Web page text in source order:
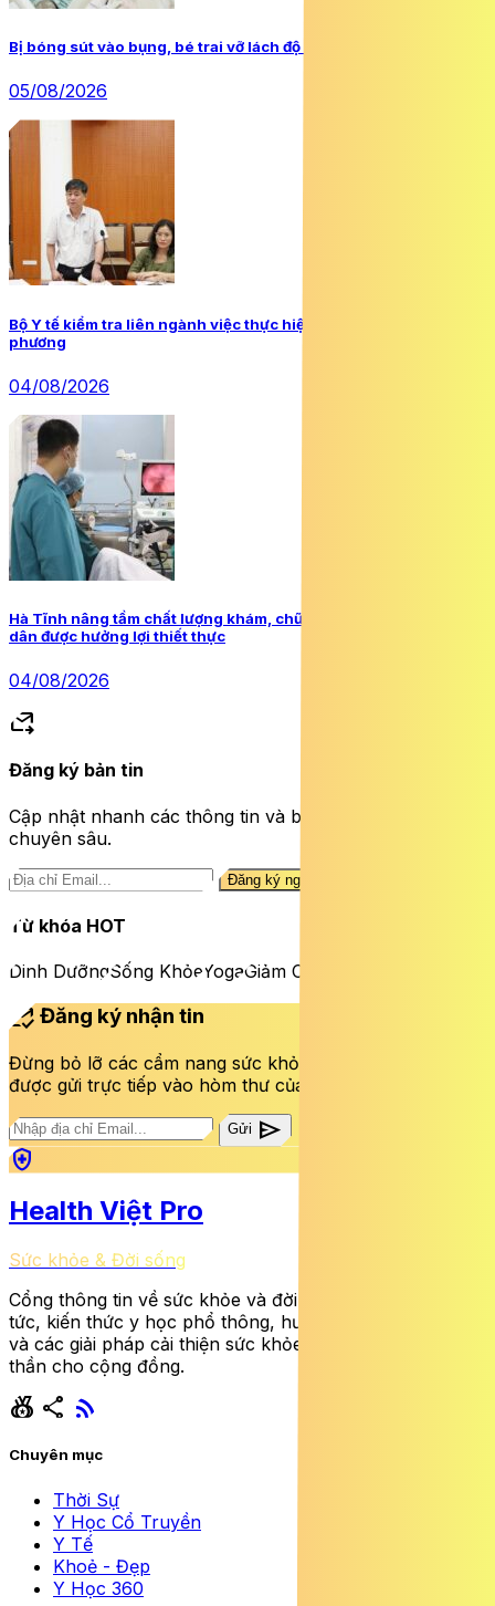
Bị bóng sút vào bụng, bé trai vỡ lách độ IV, sốc mất máu
05/08/2026
Bộ Y tế kiểm tra liên ngành việc thực hiện quyền trẻ em tại 4 địa
phương
04/08/2026
Hà Tĩnh nâng tầm chất lượng khám, chữa bệnh từ cơ sở: Người
dân được hưởng lợi thiết thực
04/08/2026
forward_to_inbox
Đăng ký bản tin
Cập nhật nhanh các thông tin và bài viết sức khỏe
chuyên sâu.
Đăng ký ngay
Từ khóa HOT
Dinh DưỡngSống KhỏeYogaGiảm Cân
mark_email_read Đăng ký nhận tin
Đừng bỏ lỡ các cẩm nang sức khỏe và bài viết mới nhất
được gửi trực tiếp vào hòm thư của bạn mỗi tuần.
Gửi send
health_and_safety
Health Việt Pro
Sức khỏe & Đời sống
Cổng thông tin về sức khỏe và đời sống cung cấp tin
tức, kiến thức y học phổ thông, hướng dẫn dinh dưỡng
và các giải pháp cải thiện sức khỏe thể chất lẫn tinh
thần cho cộng đồng.
social_leaderboard share rss_feed
Chuyên mục
Thời Sự
Y Học Cổ Truyền
Y Tế
Khoẻ - Đẹp
Y Học 360